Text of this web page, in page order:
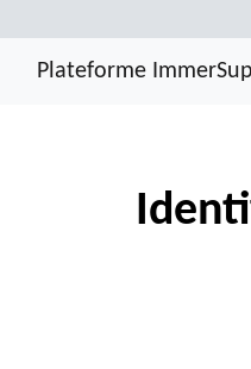
Plateforme ImmerSup